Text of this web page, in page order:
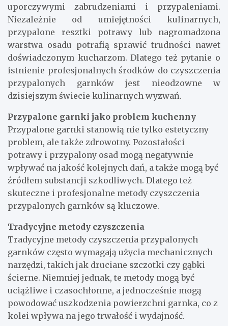
uporczywymi zabrudzeniami i przypaleniami.
Niezależnie od umiejętności kulinarnych,
przypalone resztki potrawy lub nagromadzona
warstwa osadu potrafią sprawić trudności nawet
doświadczonym kucharzom. Dlatego też pytanie o
istnienie profesjonalnych środków do czyszczenia
przypalonych garnków jest nieodzowne w
dzisiejszym świecie kulinarnych wyzwań.
Przypalone garnki jako problem kuchenny
Przypalone garnki stanowią nie tylko estetyczny
problem, ale także zdrowotny. Pozostałości
potrawy i przypalony osad mogą negatywnie
wpływać na jakość kolejnych dań, a także mogą być
źródłem substancji szkodliwych. Dlatego też
skuteczne i profesjonalne metody czyszczenia
przypalonych garnków są kluczowe.
Tradycyjne metody czyszczenia
Tradycyjne metody czyszczenia przypalonych
garnków często wymagają użycia mechanicznych
narzędzi, takich jak druciane szczotki czy gąbki
ścierne. Niemniej jednak, te metody mogą być
uciążliwe i czasochłonne, a jednocześnie mogą
powodować uszkodzenia powierzchni garnka, co z
kolei wpływa na jego trwałość i wydajność.